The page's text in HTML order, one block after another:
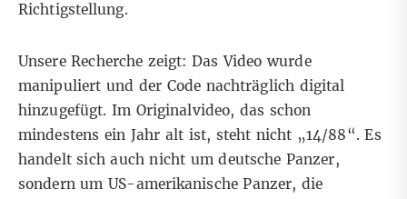
Richtigstellung.
Unsere Recherche zeigt: Das Video wurde
manipuliert und der Code nachträglich digital
hinzugefügt. Im Originalvideo, das schon
mindestens ein Jahr alt ist, steht nicht „14/88“. Es
handelt sich auch nicht um deutsche Panzer,
sondern um US-amerikanische Panzer, die